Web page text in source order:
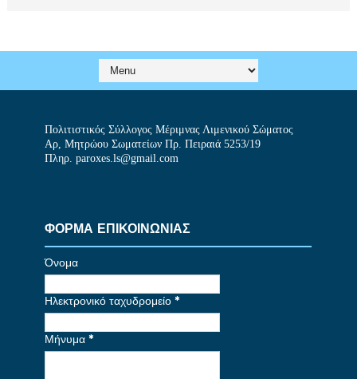
Πολιτιστικός Σύλλογος Μέριμνας Λιμενικού Σώματος
Αρ, Μητρώου Σωματείων Πρ. Πειραιά 5253/19
Πληρ. paroxes.ls@gmail.com
ΦΟΡΜΑ ΕΠΙΚΟΙΝΩΝΙΑΣ
Όνομα
Ηλεκτρονικό ταχυδρομείο *
Μήνυμα *